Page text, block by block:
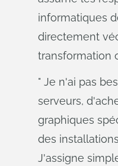
informatiques
directement
transformation
" Je n'ai pas
serveurs,
graphiques
des
J'assigne